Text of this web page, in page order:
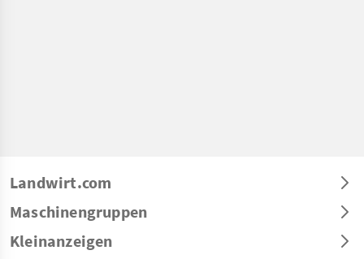
Landwirt.com
Maschinengruppen
Kleinanzeigen